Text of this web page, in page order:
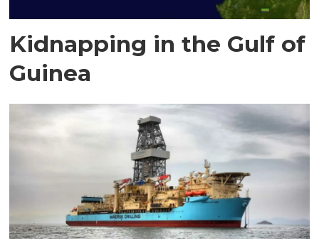
Kidnapping in the Gulf of
Guinea